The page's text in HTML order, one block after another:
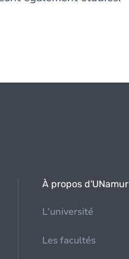
À propos d'UNamur
L'université
Les facultés